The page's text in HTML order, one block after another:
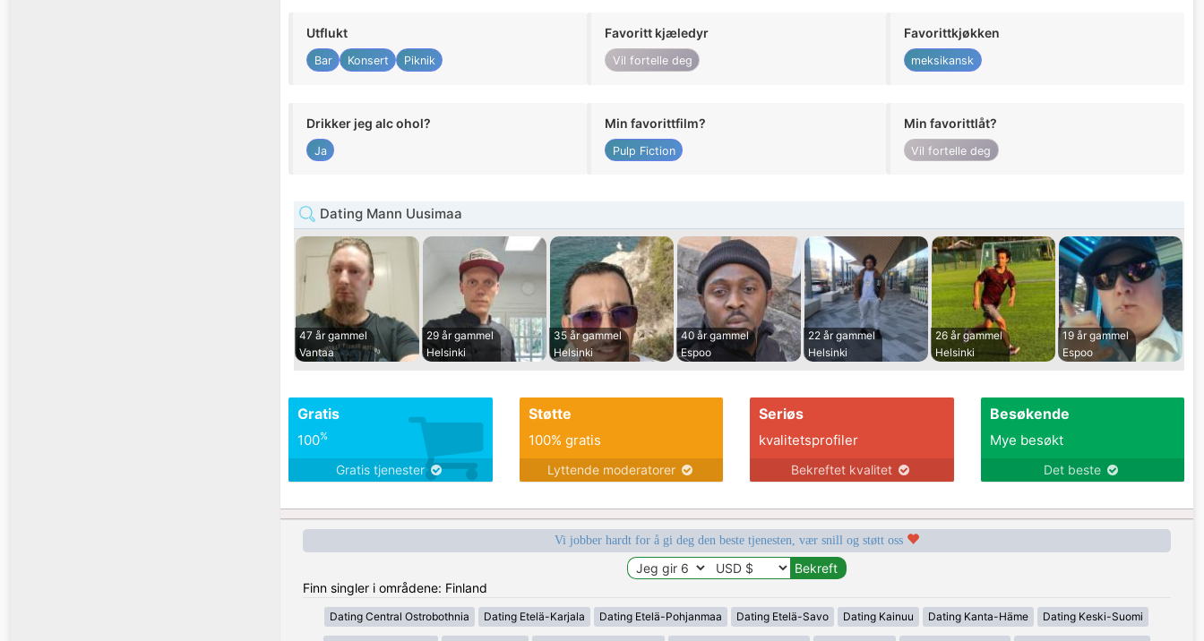
Utflukt
Bar Konsert Piknik
Favoritt kjæledyr
Vil fortelle deg
Favorittkjøkken
meksikansk
Drikker jeg alc ohol?
Ja
Min favorittfilm?
Pulp Fiction
Min favorittlåt?
Vil fortelle deg
Dating Mann Uusimaa
47 år gammel
Vantaa
29 år gammel
Helsinki
35 år gammel
Helsinki
40 år gammel
Espoo
22 år gammel
Helsinki
26 år gammel
Helsinki
19 år gammel
Espoo
Gratis
100%
Gratis tjenester
Støtte
100% gratis
Lyttende moderatorer
Seriøs
kvalitetsprofiler
Bekreftet kvalitet
Besøkende
Mye besøkt
Det beste
Vi jobber hardt for å gi deg den beste tjenesten, vær snill og støtt oss
Finn singler i områdene: Finland
Dating Central Ostrobothnia Dating Etelä-Karjala Dating Etelä-Pohjanmaa Dating Etelä-Savo Dating Kainuu Dating Kanta-Häme Dating Keski-Suomi